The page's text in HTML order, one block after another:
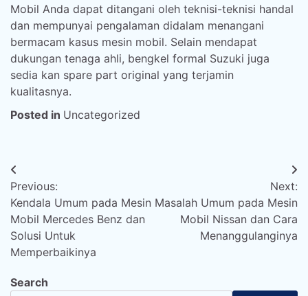
Mobil Anda dapat ditangani oleh teknisi-teknisi handal
dan mempunyai pengalaman didalam menangani
bermacam kasus mesin mobil. Selain mendapat
dukungan tenaga ahli, bengkel formal Suzuki juga
sedia kan spare part original yang terjamin
kualitasnya.
Posted in Uncategorized
Post
navigation
Previous:
Kendala Umum pada Mesin
Mobil Mercedes Benz dan
Solusi Untuk
Memperbaikinya
Next:
Masalah Umum pada Mesin
Mobil Nissan dan Cara
Menanggulanginya
Search